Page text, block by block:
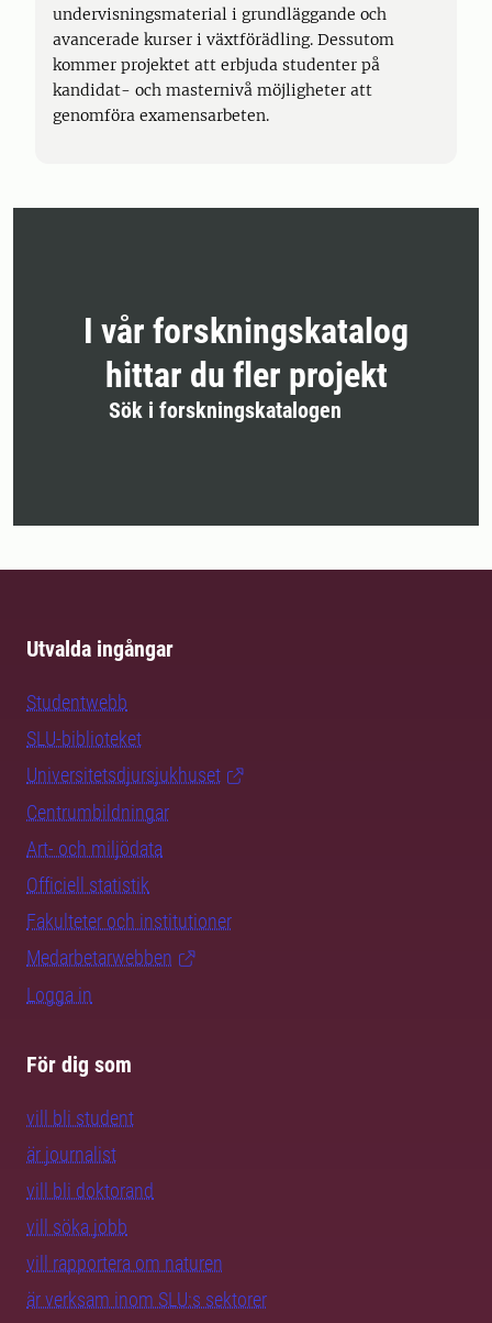
undervisningsmaterial i grundläggande och
avancerade kurser i växtförädling. Dessutom
kommer projektet att erbjuda studenter på
kandidat- och masternivå möjligheter att
genomföra examensarbeten.
I vår forskningskatalog
hittar du fler projekt
Sök i forskningskatalogen
Utvalda ingångar
Studentwebb
SLU-biblioteket
Universitetsdjursjukhuset
Centrumbildningar
Art- och miljödata
Officiell statistik
Fakulteter och institutioner
Medarbetarwebben
Logga in
För dig som
vill bli student
är journalist
vill bli doktorand
vill söka jobb
vill rapportera om naturen
är verksam inom SLU:s sektorer